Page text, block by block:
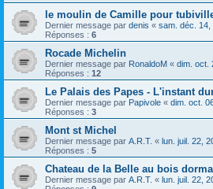
le moulin de Camille pour
Dernier message par denis « sam. déc. 14,
Réponses : 6
Rocade Michelin
Dernier message par RonaldoM « dim. oct.
Réponses : 12
Le Palais des Papes - L'instant
Dernier message par Papivole « dim. oct.
Réponses : 3
Mont st Michel
Dernier message par A.R.T. « lun. juil. 22,
Réponses : 5
Chateau de la Belle au bois
Dernier message par A.R.T. « lun. juil. 22,